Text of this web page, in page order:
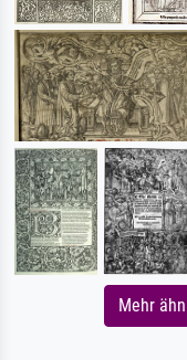
Mehr